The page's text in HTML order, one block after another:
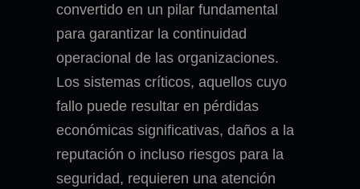
convertido en un pilar fundamental
para garantizar la continuidad
operacional de las organizaciones.
Los sistemas críticos, aquellos cuyo
fallo puede resultar en pérdidas
económicas significativas, daños a la
reputación o incluso riesgos para la
seguridad, requieren una atención